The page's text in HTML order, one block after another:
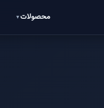
محصولات▼